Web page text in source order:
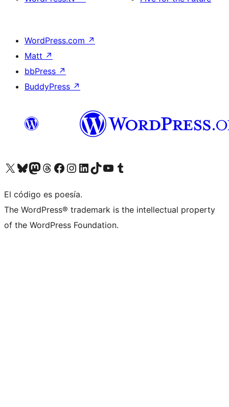
WordPress.com ↗
Matt ↗
bbPress ↗
BuddyPress ↗
Visita nuestra cuenta de X (anteriormente Twitter)
Visita nuestra cuenta de Bluesky
Visita nuestra cuenta de Mastodon
Visita nuestra cuenta de Threads
Visita nuestra página de Facebook
Visita nuestra cuenta de Instagram
Visita nuestra cuenta de LinkedIn
Visita nuestra cuenta de TikTok
Visita nuestro canal de YouTube
Visita nuestra cuenta de Tumblr
El código es poesía.
The WordPress® trademark is the intellectual property
of the WordPress Foundation.